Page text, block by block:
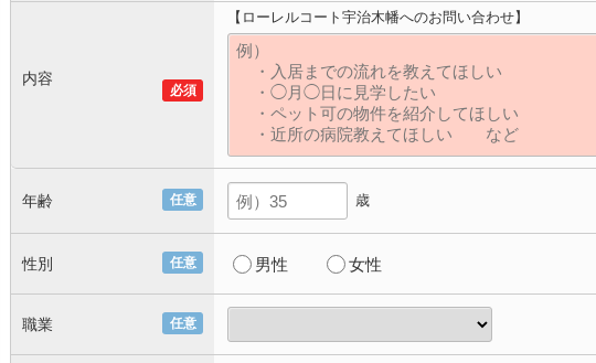
必須
内容
【ローレルコート宇治木幡へのお問い合わせ】
任意
年齢 歳
任意
性別 男性 女性
任意
職業